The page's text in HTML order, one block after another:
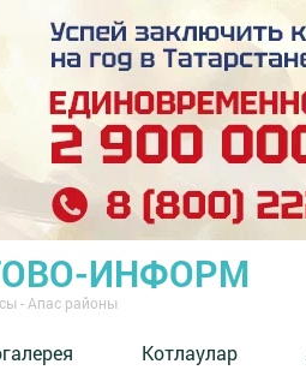
ИНФОРМ
- Апас районы
Котлаулар